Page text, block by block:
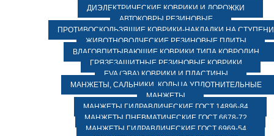
ДИЭЛЕКТРИЧЕСКИЕ КОВРИКИ И ДОРОЖКИ
АВТОКОВРЫ РЕЗИНОВЫЕ
ПРОТИВОСКОЛЬЗЯЩИЕ КОВРИКИ-НАКЛАДКИ НА СТУПЕНИ
ЖИВОТНОВОДЧЕСКИЕ РЕЗИНОВЫЕ ПЛИТЫ
ВЛАГОВПИТЫВАЮЩИЕ КОВРИКИ ТИПА КОВРОЛИН
ГРЯЗЕЗАЩИТНЫЕ РЕЗИНОВЫЕ КОВРИКИ
EVA (ЭВА) КОВРИКИ И ПЛАСТИНЫ
МАНЖЕТЫ, САЛЬНИКИ, КОЛЬЦА УПЛОТНИТЕЛЬНЫЕ
МАНЖЕТЫ
МАНЖЕТЫ ГИДРАВЛИЧЕСКИЕ ГОСТ 14896-84
МАНЖЕТЫ ПНЕВМАТИЧЕСКИЕ ГОСТ 6678-72
МАНЖЕТЫ ГИДРАВЛИЧЕСКИЕ ГОСТ 6969-54